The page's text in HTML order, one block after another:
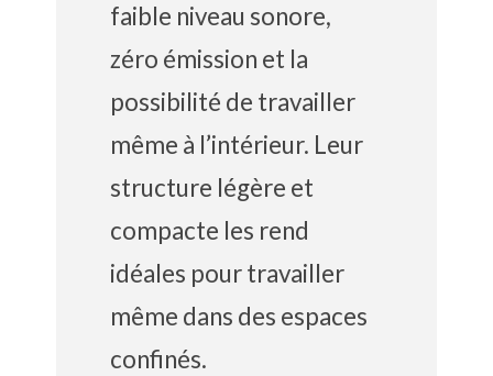
faible niveau sonore,
zéro émission et la
possibilité de travailler
même à l’intérieur. Leur
structure légère et
compacte les rend
idéales pour travailler
même dans des espaces
confinés.